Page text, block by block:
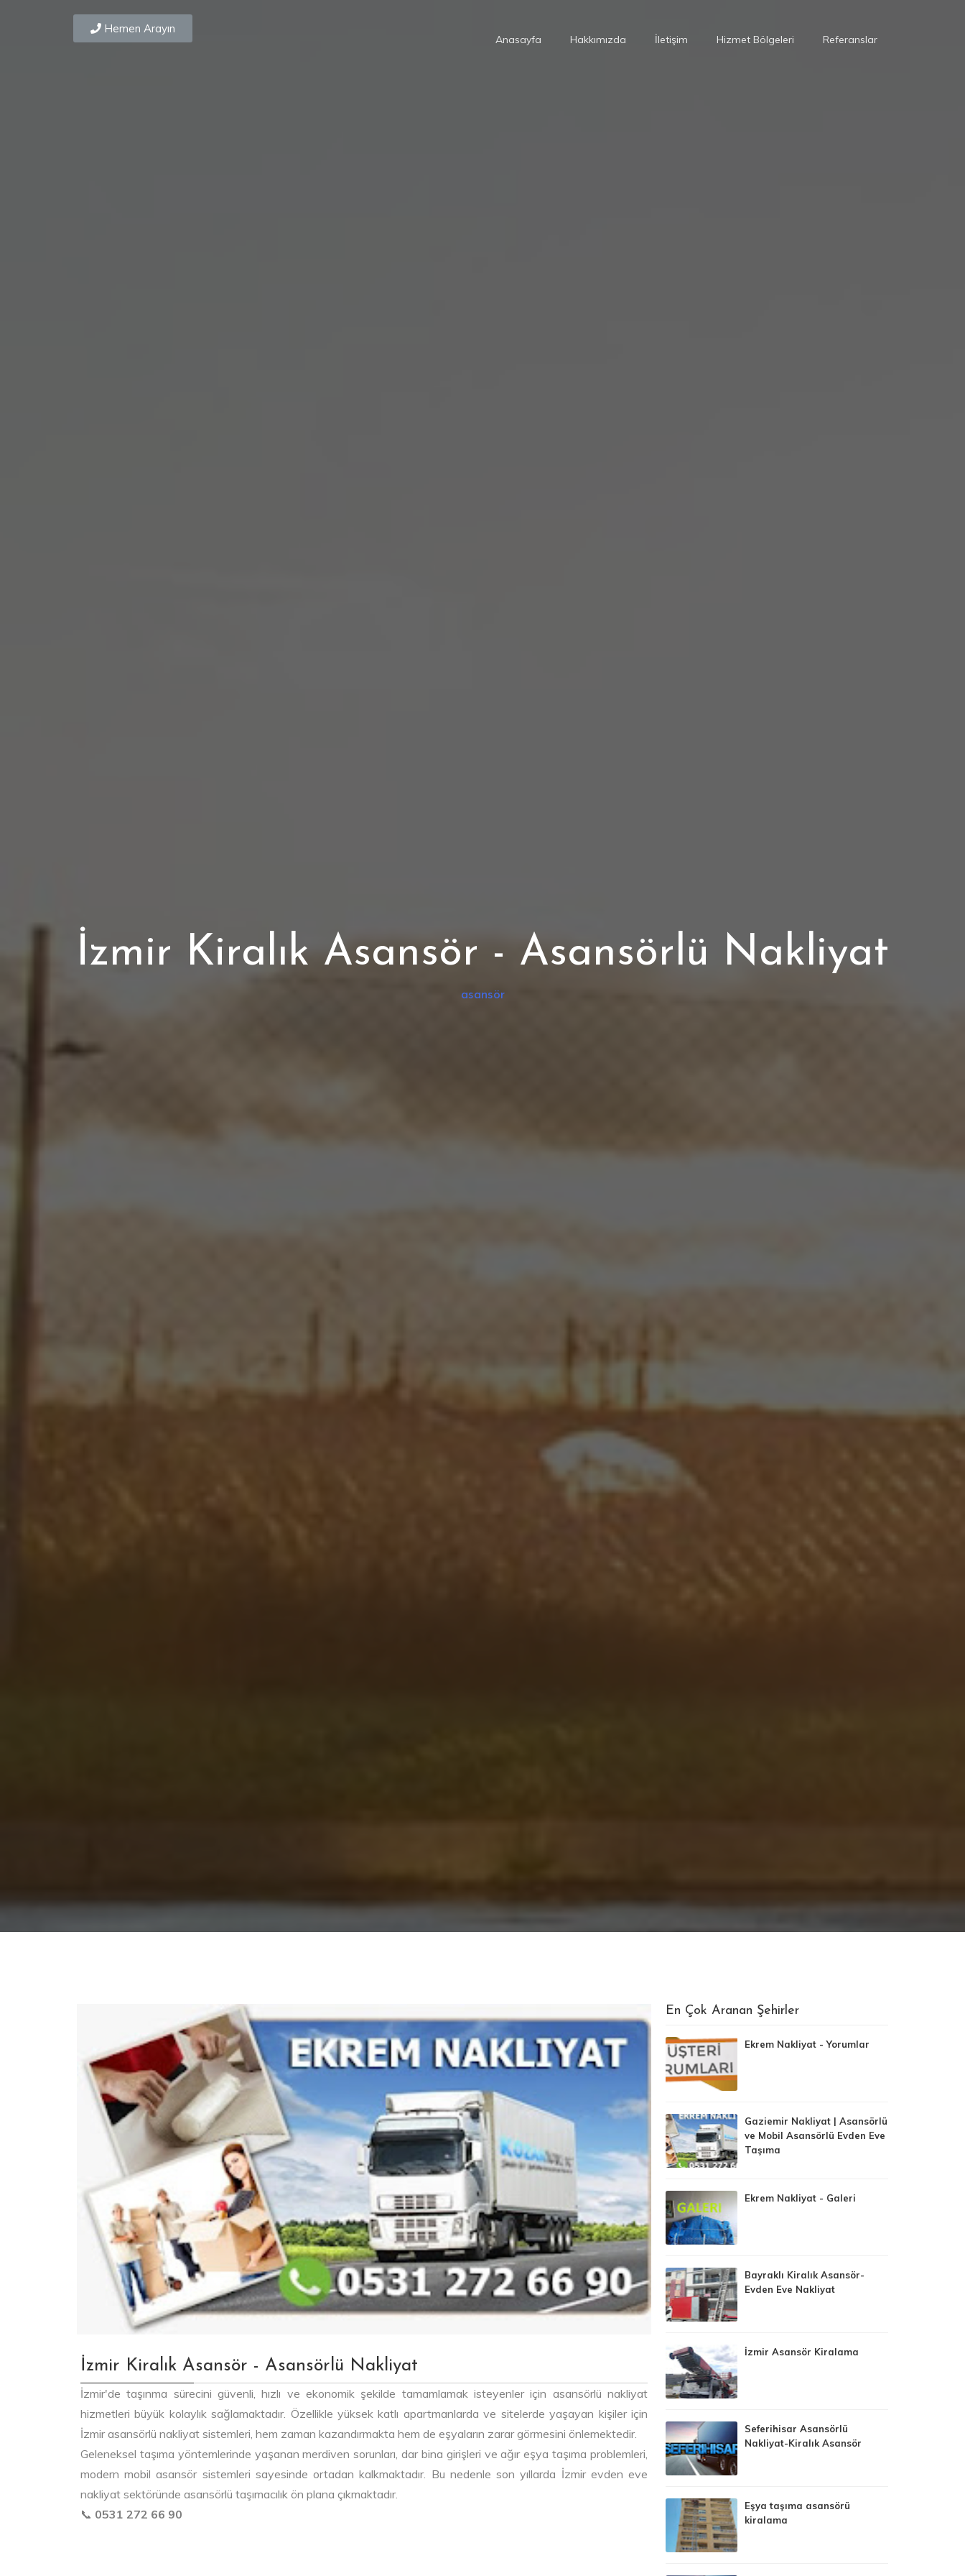
Hemen Arayın
Anasayfa Hakkımızda İletişim Hizmet Bölgeleri Referanslar
İzmir Kiralık Asansör - Asansörlü Nakliyat
asansör
İzmir Kiralık Asansör - Asansörlü Nakliyat
İzmir'de taşınma sürecini güvenli, hızlı ve ekonomik şekilde tamamlamak isteyenler için asansörlü nakliyat
hizmetleri büyük kolaylık sağlamaktadır. Özellikle yüksek katlı apartmanlarda ve sitelerde yaşayan kişiler için
İzmir asansörlü nakliyat sistemleri, hem zaman kazandırmakta hem de eşyaların zarar görmesini önlemektedir.
Geleneksel taşıma yöntemlerinde yaşanan merdiven sorunları, dar bina girişleri ve ağır eşya taşıma problemleri,
modern mobil asansör sistemleri sayesinde ortadan kalkmaktadır. Bu nedenle son yıllarda İzmir evden eve
nakliyat sektöründe asansörlü taşımacılık ön plana çıkmaktadır.
📞 0531 272 66 90
En Çok Aranan Şehirler
Ekrem Nakliyat - Yorumlar
Gaziemir Nakliyat | Asansörlü
ve Mobil Asansörlü Evden Eve
Taşıma
Ekrem Nakliyat - Galeri
Bayraklı Kiralık Asansör-
Evden Eve Nakliyat
İzmir Asansör Kiralama
Seferihisar Asansörlü
Nakliyat-Kiralık Asansör
Eşya taşıma asansörü
kiralama